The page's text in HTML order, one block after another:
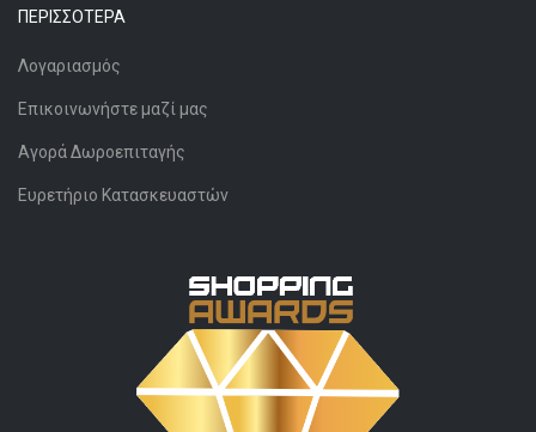
ΠΕΡΙΣΣΌΤΕΡΑ
Λογαριασμός
Επικοινωνήστε μαζί μας
Αγορά Δωροεπιταγής
Ευρετήριο Κατασκευαστών